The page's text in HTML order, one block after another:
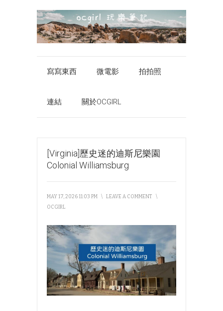
寫寫東西 微電影 拍拍照
連結 關於OCGIRL
[Virginia]歷史迷的迪斯尼樂園
Colonial Williamsburg
MAY 17, 2026 11:03 PM \ LEAVE A COMMENT
\
OCGIRL